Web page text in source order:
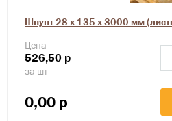
Шпунт 28 х 135 х 3000 мм
Цена
526,50 р
за шт
0,00 р